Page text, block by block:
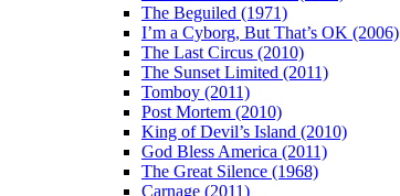
The Beguiled (1971)
I’m a Cyborg, But That’s OK (2006)
The Last Circus (2010)
The Sunset Limited (2011)
Tomboy (2011)
Post Mortem (2010)
King of Devil’s Island (2010)
God Bless America (2011)
The Great Silence (1968)
Carnage (2011)